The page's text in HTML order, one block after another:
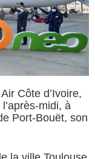
Côte d’Ivoire,
midi, à
Port-Bouët, son